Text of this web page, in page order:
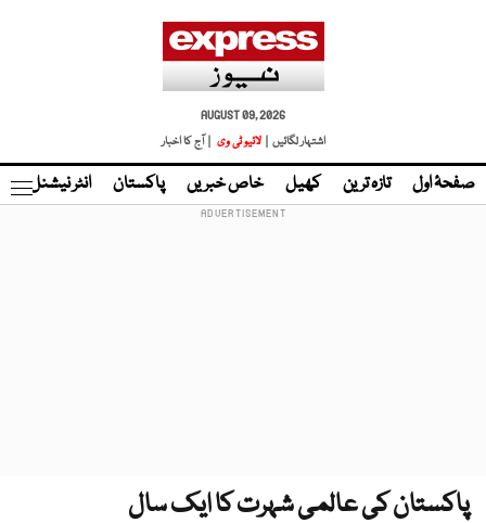
AUGUST 09, 2026
اشتہار لگائیں |
لائیو ٹی وی | آج کا اخبار
صفحۂ اول تازہ ترین کھیل خاص خبریں پاکستان انٹر نیشنل
پاکستان کی عالمی شہرت کا ایک سال